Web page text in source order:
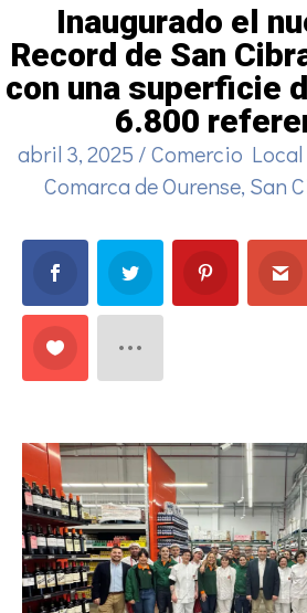
Inaugurado el
Record de San
con una superficie
6.800
abril 3, 2025 /Comercio Local
Comarca de Ourense, San